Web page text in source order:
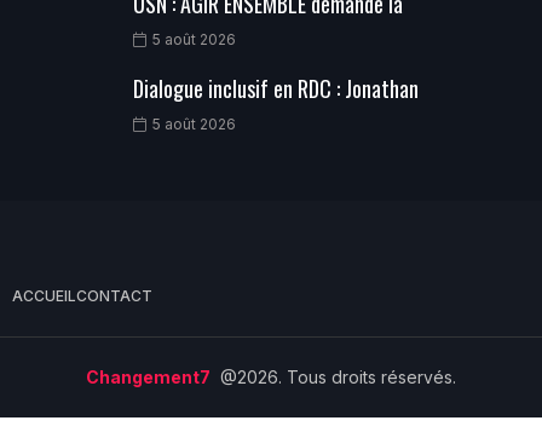
5 août 2026
Dialogue inclusif en RDC : Jonathan
5 août 2026
ACCUEILCONTACT
Changement7 @2026. Tous droits réservés.